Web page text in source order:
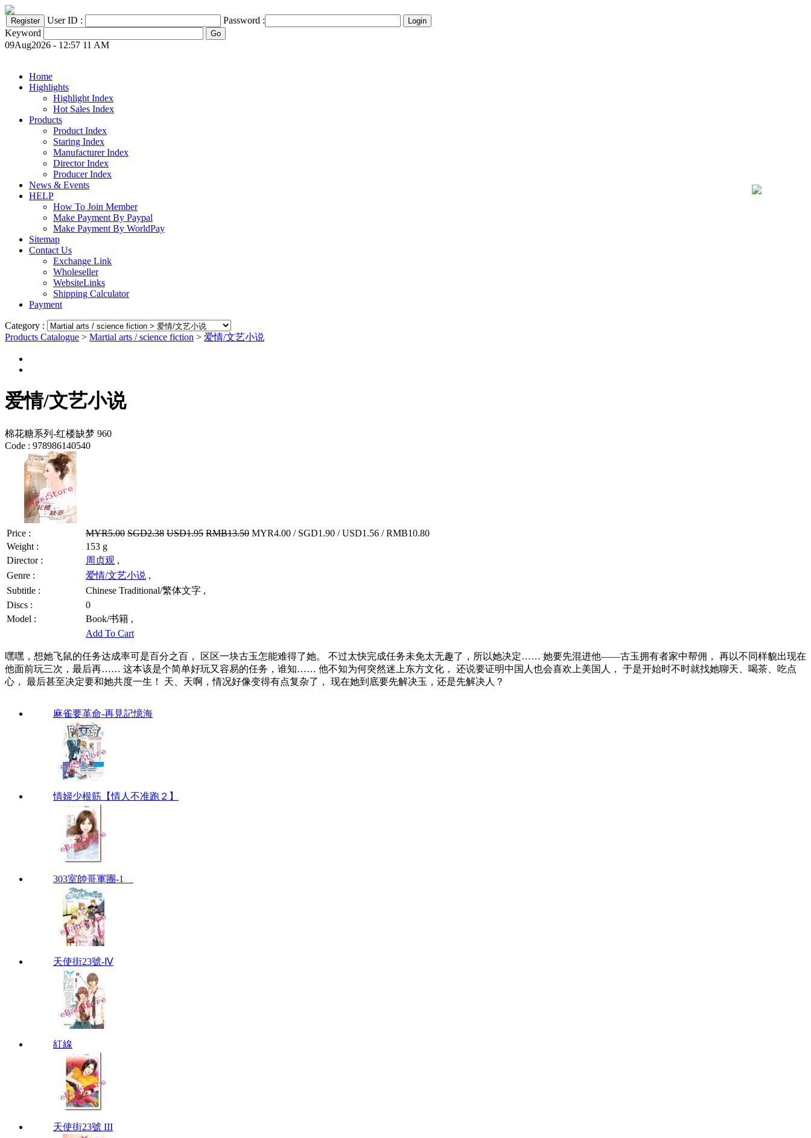
User ID :
Password :
Keyword
09Aug2026 - 12:57 11 AM
Home
Highlights
Highlight Index
Hot Sales Index
Products
Product Index
Staring Index
Manufacturer Index
Director Index
Producer Index
News & Events
HELP
How To Join Member
Make Payment By Paypal
Make Payment By WorldPay
Sitemap
Contact Us
Exchange Link
Wholeseller
WebsiteLinks
Shipping Calculator
Payment
Category :
Products Catalogue > Martial arts / science fiction > 爱情/文艺小说
爱情/文艺小说
棉花糖系列-红楼缺梦 960
Code : 978986140540
Price : MYR5.00 SGD2.38 USD1.95 RMB13.50 MYR4.00 / SGD1.90 / USD1.56 / RMB10.80
Weight :
153 g
Director :
周贞观 ,
Genre :
爱情/文艺小说 ,
Subtitle :
Chinese Traditional/繁体文字 ,
Discs :
0
Model :
Book/书籍 ,
Add To Cart
嘿嘿，想她飞鼠的任务达成率可是百分之百， 区区一块古玉怎能难得了她。 不过太快完成任务未免太无趣了，所以她决定…… 她要先混进他——古玉拥有者家中帮佣， 再以不同样貌出现在
他面前玩三次，最后再…… 这本该是个简单好玩又容易的任务，谁知…… 他不知为何突然迷上东方文化， 还说要证明中国人也会喜欢上美国人， 于是开始时不时就找她聊天、喝茶、吃点
心， 最后甚至决定要和她共度一生！ 天、天啊，情况好像变得有点复杂了， 现在她到底要先解决玉，还是先解决人？
麻雀要革命-再見記憶海
情婦少根筋【情人不准跑２】
303室帥哥軍團-1
天使街23號-Ⅳ
紅線
天使街23號 III